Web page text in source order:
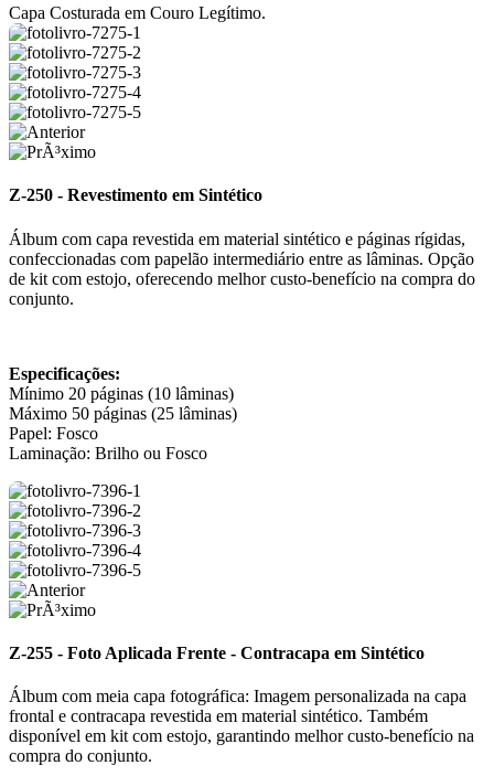
Capa Costurada em Couro Legítimo.
Z-250 - Revestimento em Sintético
Álbum com capa revestida em material sintético e páginas rígidas,
confeccionadas com papelão intermediário entre as lâminas. Opção
de kit com estojo, oferecendo melhor custo-benefício na compra do
conjunto.
Especificações:
Mínimo 20 páginas (10 lâminas)
Máximo 50 páginas (25 lâminas)
Papel: Fosco
Laminação: Brilho ou Fosco
Z-255 - Foto Aplicada Frente - Contracapa em Sintético
Álbum com meia capa fotográfica: Imagem personalizada na capa
frontal e contracapa revestida em material sintético. Também
disponível em kit com estojo, garantindo melhor custo-benefício na
compra do conjunto.